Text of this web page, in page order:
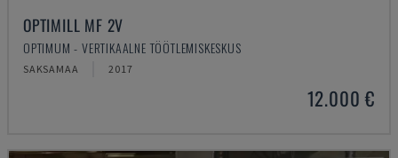
OPTIMILL MF 2V
OPTIMUM - VERTIKAALNE TÖÖTLEMISKESKUS
SAKSAMAA 2017
12.000 €